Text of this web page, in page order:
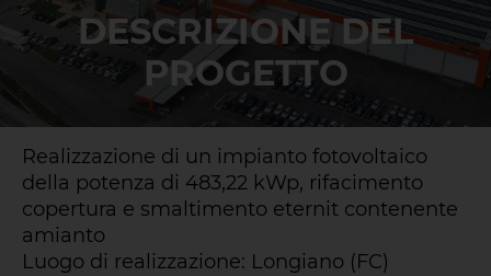
DESCRIZIONE DEL
PROGETTO
Realizzazione di un impianto fotovoltaico
della potenza di 483,22 kWp, rifacimento
copertura e smaltimento eternit contenente
amianto
Luogo di realizzazione: Longiano (FC)